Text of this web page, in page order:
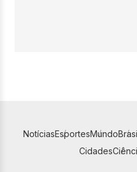
NotíciasEsportesMundo
Cidades